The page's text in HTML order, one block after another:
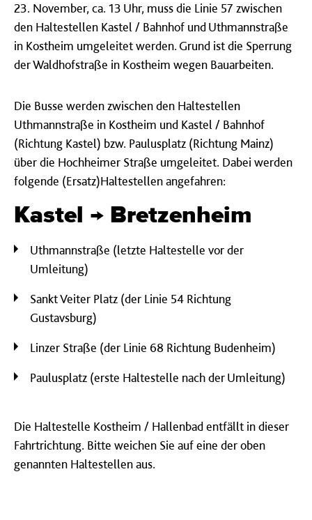
23. November, ca. 13 Uhr, muss die Linie 57 zwischen
den Haltestellen Kastel / Bahnhof und Uthmannstraße
in Kostheim umgeleitet werden. Grund ist die Sperrung
der Waldhofstraße in Kostheim wegen Bauarbeiten.
Die Busse werden zwischen den Haltestellen
Uthmannstraße in Kostheim und Kastel / Bahnhof
(Richtung Kastel) bzw. Paulusplatz (Richtung Mainz)
über die Hochheimer Straße umgeleitet. Dabei werden
folgende (Ersatz)Haltestellen angefahren:
Kastel → Bretzenheim
Uthmannstraße (letzte Haltestelle vor der
Umleitung)
Sankt Veiter Platz (der Linie 54 Richtung
Gustavsburg)
Linzer Straße (der Linie 68 Richtung Budenheim)
Paulusplatz (erste Haltestelle nach der Umleitung)
Die Haltestelle Kostheim / Hallenbad entfällt in dieser
Fahrtrichtung. Bitte weichen Sie auf eine der oben
genannten Haltestellen aus.